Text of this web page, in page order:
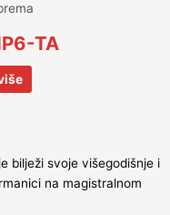
TA
bilježi svoje višegodišnje i
na magistralnom